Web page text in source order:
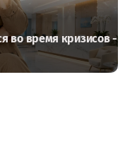
во время кризисов -